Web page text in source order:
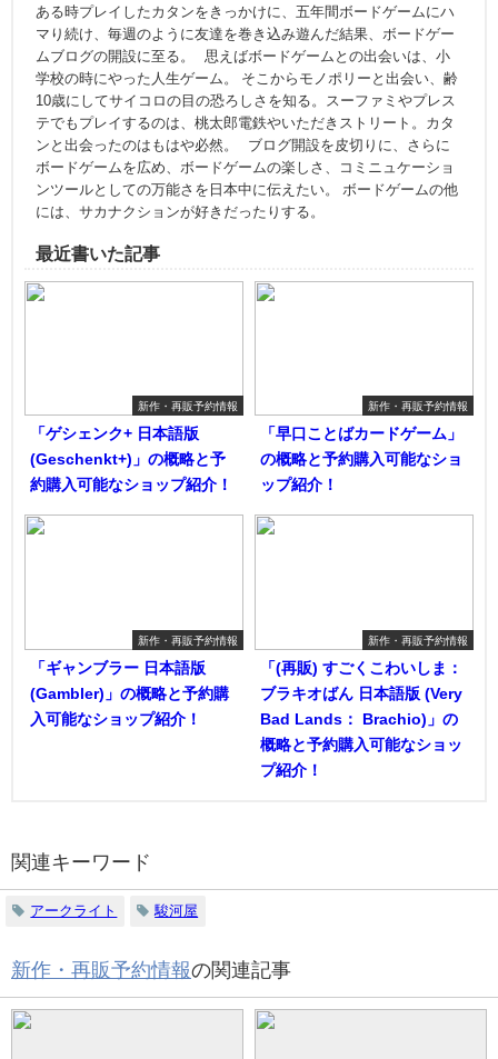
ある時プレイしたカタンをきっかけに、五年間ボードゲームにハ
マり続け、毎週のように友達を巻き込み遊んだ結果、ボードゲー
ムブログの開設に至る。 思えばボードゲームとの出会いは、小
学校の時にやった人生ゲーム。 そこからモノポリーと出会い、齢
10歳にしてサイコロの目の恐ろしさを知る。スーファミやプレス
テでもプレイするのは、桃太郎電鉄やいただきストリート。カタ
ンと出会ったのはもはや必然。 ブログ開設を皮切りに、さらに
ボードゲームを広め、ボードゲームの楽しさ、コミニュケーショ
ンツールとしての万能さを日本中に伝えたい。 ボードゲームの他
には、サカナクションが好きだったりする。
最近書いた記事
新作・再販予約情報
「ゲシェンク+ 日本語版
(Geschenkt+)」の概略と予
約購入可能なショップ紹介！
新作・再販予約情報
「早口ことばカードゲーム」
の概略と予約購入可能なショ
ップ紹介！
新作・再販予約情報
「ギャンブラー 日本語版
(Gambler)」の概略と予約購
入可能なショップ紹介！
新作・再販予約情報
「(再販) すごくこわいしま：
ブラキオばん 日本語版 (Very
Bad Lands： Brachio)」の
概略と予約購入可能なショッ
プ紹介！
関連キーワード
アークライト 駿河屋
新作・再販予約情報の関連記事